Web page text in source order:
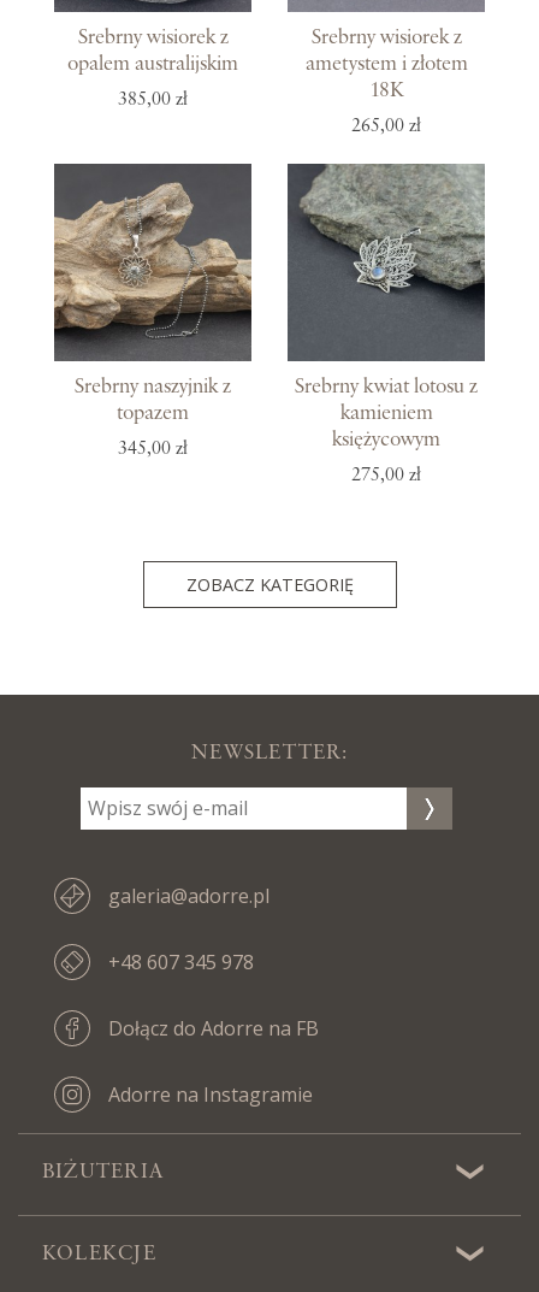
Srebrny wisiorek z
opalem australijskim
385,00 zł
Srebrny wisiorek z
ametystem i złotem
18K
265,00 zł
Srebrny naszyjnik z
topazem
345,00 zł
Srebrny kwiat lotosu z
kamieniem
księżycowym
275,00 zł
ZOBACZ KATEGORIĘ
NEWSLETTER:
galeria@adorre.pl
+48 607 345 978
Dołącz do Adorre na FB
Adorre na Instagramie
BIŻUTERIA
KOLEKCJE